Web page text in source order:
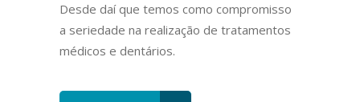
Desde daí que temos como compromisso
a seriedade na realização de tratamentos
médicos e dentários.